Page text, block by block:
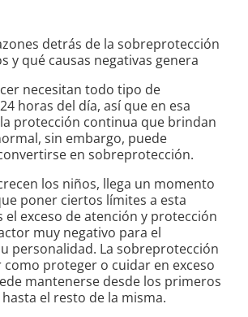
detrás de la sobreprotección
y qué causas negativas genera
necesitan todo tipo de
horas del día, así que en esa
protección continua que brindan
sin embargo, puede
en sobreprotección.
los niños, llega un momento
poner ciertos límites a esta
el exceso de atención y protección
muy negativo para el
personalidad. La sobreprotección
como proteger o cuidar en exceso
mantenerse desde los primeros
el resto de la misma.